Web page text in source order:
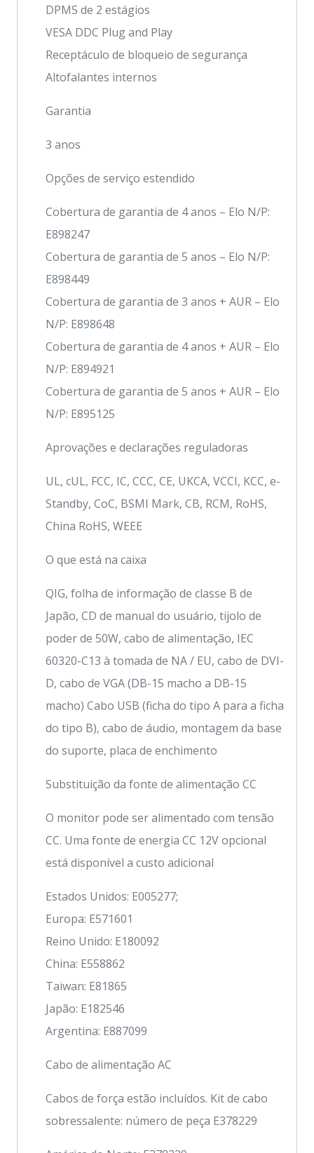
DPMS de 2 estágios
VESA DDC Plug and Play
Receptáculo de bloqueio de segurança
Altofalantes internos
Garantia
3 anos
Opções de serviço estendido
Cobertura de garantia de 4 anos – Elo N/P:
E898247
Cobertura de garantia de 5 anos – Elo N/P:
E898449
Cobertura de garantia de 3 anos + AUR – Elo
N/P: E898648
Cobertura de garantia de 4 anos + AUR – Elo
N/P: E894921
Cobertura de garantia de 5 anos + AUR – Elo
N/P: E895125
Aprovações e declarações reguladoras
UL, cUL, FCC, IC, CCC, CE, UKCA, VCCI, KCC, e-
Standby, CoC, BSMI Mark, CB, RCM, RoHS,
China RoHS, WEEE
O que está na caixa
QIG, folha de informação de classe B de
Japão, CD de manual do usuário, tijolo de
poder de 50W, cabo de alimentação, IEC
60320-C13 à tomada de NA / EU, cabo de DVI-
D, cabo de VGA (DB-15 macho a DB-15
macho) Cabo USB (ficha do tipo A para a ficha
do tipo B), cabo de áudio, montagem da base
do suporte, placa de enchimento
Substituição da fonte de alimentação CC
O monitor pode ser alimentado com tensão
CC. Uma fonte de energia CC 12V opcional
está disponível a custo adicional
Estados Unidos: E005277;
Europa: E571601
Reino Unido: E180092
China: E558862
Taiwan: E81865
Japão: E182546
Argentina: E887099
Cabo de alimentação AC
Cabos de força estão incluídos. Kit de cabo
sobressalente: número de peça E378229